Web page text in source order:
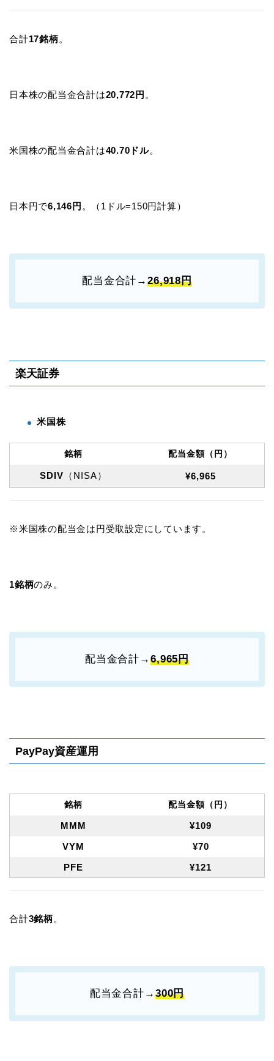
合計17銘柄。
日本株の配当金合計は20,772円 。
米国株の配当金合計は40.70ドル。
日本円で6,146円 。（1ドル=150円計算）
配当金合計→26,918円
楽天証券
米国株
銘柄 配当金額（円）
SDIV （NISA） ¥6,965
※米国株の配当金は円受取設定にしています。
1銘柄のみ。
配当金合計→ 6,965円
PayPay資産運用
銘柄 配当金額（円）
MMM
¥109
VYM
¥70
PFE
¥121
合計3銘柄。
配当金合計→ 300円